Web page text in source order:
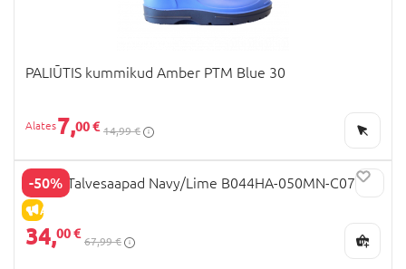
PALIŪTIS kummikud Amber PTM Blue 30
7,00 € 14,99 €
-50%
ALLAHINDLUS
GEOX Talvesaapad Navy/Lime B044HA-050MN-C0749
34,00 €
67,99 €